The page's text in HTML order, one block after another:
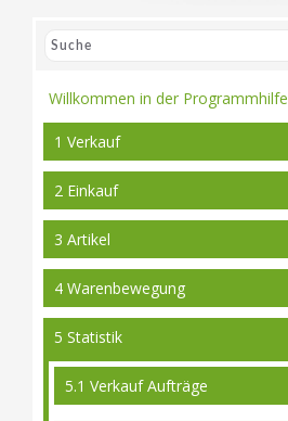
Willkommen in der Programmhilfe
1 Verkauf
2 Einkauf
3 Artikel
4 Warenbewegung
5 Statistik
5.1 Verkauf Aufträge